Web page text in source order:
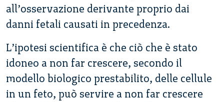
all’osservazione derivante proprio dai
danni fetali causati in precedenza.
L’ipotesi scientifica è che ciò che è stato
idoneo a non far crescere, secondo il
modello biologico prestabilito, delle cellule
in un feto, può servire a non far crescere